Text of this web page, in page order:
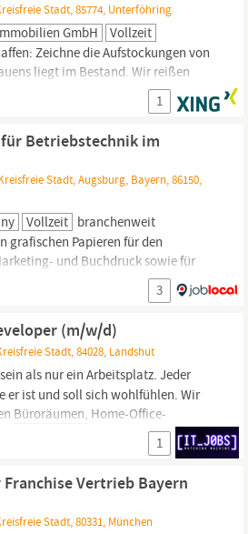
Stadt, 85774, Unterföhring
GmbH
Vollzeit
Zeichne die Aufstockungen von
liegt im Bestand. Wir reißen
nach oben! Mit unseren
Aufstockungen schaffen wir neuen,
analysieren, zu digitalisieren...
1
Betriebstechnik im
Stadt, Augsburg, Bayern, 86150,
Vollzeit branchenweit
grafischen Papieren für den
und Buchdruck sowie für
Wir fördern den Wert von Papier
Medium des Vertrauens,
der Inspiration. Weltweit
Mitarbeiterinnen...
3
(m/w/d)
Stadt, 84028, Landshut
als nur ein Arbeitsplatz. Jeder
er ist und soll sich wohlfühlen. Wir
Büroräumen, Home-Office-
Campus ein Umfeld in dem sich jeder
zusammen wachsen können. Wir
1
Franchise Vertrieb Bayern
Stadt, 80331, München